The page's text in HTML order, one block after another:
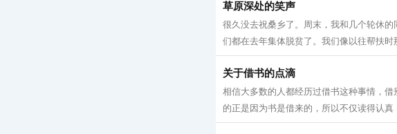
草原深处的笑声
很久没去祝桑乡了。周末，我和几个轮休
们都在去年集体脱贫了。我们像以往帮扶时
关于借书的点滴
相信大多数的人都经历过借书这种事情，
的正是因为书是借来的，所以不仅读得认真